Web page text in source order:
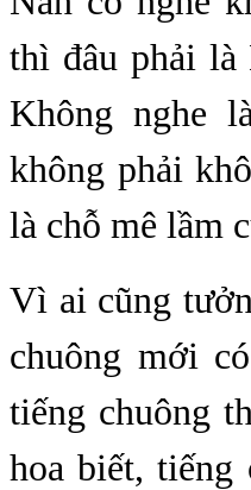
thì đâu phải là
Không nghe
không phải
là chỗ mê lầm
Vì ai cũng
chuông mới
tiếng chuông
hoa biết, tiếng